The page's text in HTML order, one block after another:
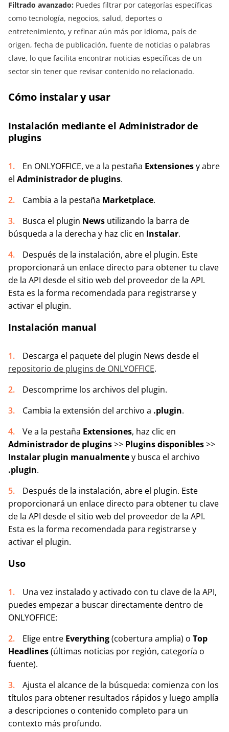
Filtrado avanzado: Puedes filtrar por categorías específicas
como tecnología, negocios, salud, deportes o
entretenimiento, y refinar aún más por idioma, país de
origen, fecha de publicación, fuente de noticias o palabras
clave, lo que facilita encontrar noticias específicas de un
sector sin tener que revisar contenido no relacionado.
Cómo instalar y usar
Instalación mediante el Administrador de
plugins
En ONLYOFFICE, ve a la pestaña Extensionesy abre
el Administrador de plugins.
Cambia a la pestaña Marketplace.
Busca el plugin News utilizando la barra de
búsqueda a la derecha y haz clic en Instalar.
Después de la instalación, abre el plugin. Este
proporcionará un enlace directo para obtener tu clave
de la API desde el sitio web del proveedor de la API.
Esta es la forma recomendada para registrarse y
activar el plugin.
Instalación manual
Descarga el paquete del plugin News desde el
repositorio de plugins de ONLYOFFICE.
Descomprime los archivos del plugin.
Cambia la extensión del archivo a .plugin.
Ve a la pestaña Extensiones, haz clic en
Administrador de plugins>> Plugins disponibles>>
Instalar plugin manualmentey busca el archivo
.plugin.
Después de la instalación, abre el plugin. Este
proporcionará un enlace directo para obtener tu clave
de la API desde el sitio web del proveedor de la API.
Esta es la forma recomendada para registrarse y
activar el plugin.
Uso
Una vez instalado y activado con tu clave de la API,
puedes empezar a buscar directamente dentro de
ONLYOFFICE:
Elige entre Everything(cobertura amplia) o Top
Headlines(últimas noticias por región, categoría o
fuente).
Ajusta el alcance de la búsqueda: comienza con los
títulos para obtener resultados rápidos y luego amplía
a descripciones o contenido completo para un
contexto más profundo.